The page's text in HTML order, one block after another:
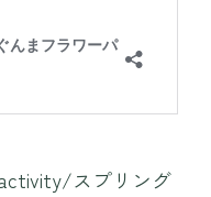
スプリング